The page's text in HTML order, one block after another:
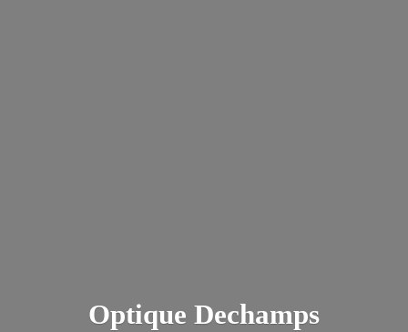
Optique Dechamps